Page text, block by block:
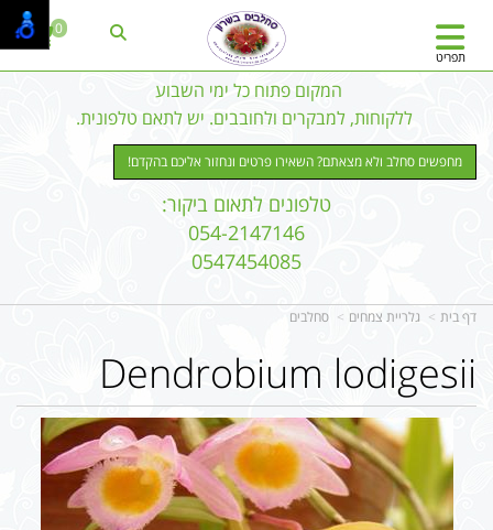
המקום פתוח כל ימי השבוע
ללקוחות, למבקרים ולחובבים. יש לתאם טלפונית.
מחפשים סחלב ולא מצאתם? השאירו פרטים ונחזור אליכם בהקדם!
טלפונים לתאום ביקור:
054-2147146
0547454085
תפריט
0
דף בית גלריית צמחים סחלבים
Dendrobium lodigesii